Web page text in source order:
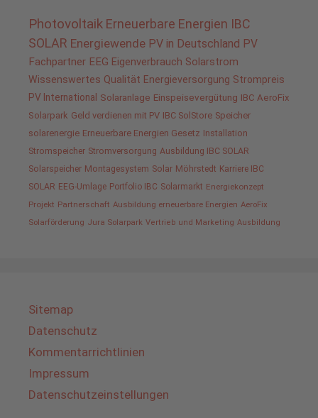
Photovoltaik Erneuerbare Energien IBC
SOLAR Energiewende PV in Deutschland PV
Fachpartner EEG Eigenverbrauch Solarstrom
Wissenswertes Qualität Energieversorgung Strompreis
PV International Solaranlage Einspeisevergütung IBC AeroFix
Solarpark Geld verdienen mit PV IBC SolStore Speicher
solarenergie Erneuerbare Energien Gesetz Installation
Stromspeicher Stromversorgung Ausbildung IBC SOLAR
Solarspeicher Montagesystem Solar Möhrstedt Karriere IBC
SOLAR EEG-Umlage Portfolio IBC Solarmarkt Energiekonzept
Projekt Partnerschaft Ausbildung erneuerbare Energien AeroFix
Solarförderung Jura Solarpark Vertrieb und Marketing Ausbildung
Sitemap
Datenschutz
Kommentarrichtlinien
Impressum
Datenschutzeinstellungen